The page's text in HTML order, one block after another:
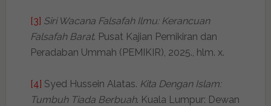
[3] Siri Wacana Falsafah Ilmu: Kerancuan
Falsafah Barat. Pusat Kajian Pemikiran dan
Peradaban Ummah (PEMIKIR), 2025., hlm. x.
[4] Syed Hussein Alatas. Kita Dengan Islam:
Tumbuh Tiada Berbuah. Kuala Lumpur: Dewan